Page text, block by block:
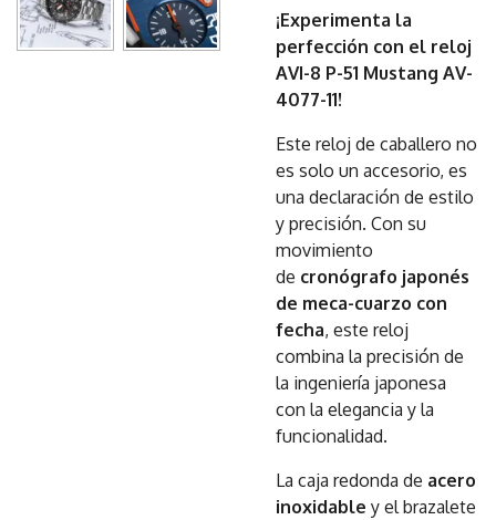
¡Experimenta la
perfección con el reloj
AVI-8 P-51 Mustang AV-
4077-11!
Este reloj de caballero no
es solo un accesorio, es
una declaración de estilo
y precisión. Con su
movimiento
de cronógrafo japonés
de meca-cuarzo con
fecha, este reloj
combina la precisión de
la ingeniería japonesa
con la elegancia y la
funcionalidad.
La caja redonda de acero
inoxidable y el brazalete